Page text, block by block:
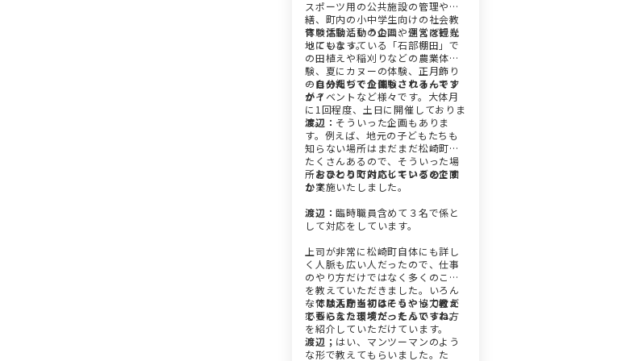
スポーツ用の公共施設の管理や修
繕、町内の小中学生向けの社会教
育の体験活動の企画や運営を行な
っています。
体験活動というのは、例えば観光
地にもなっている「石部棚田」で
の田植えや稲刈りなどの農業体
験、夏にカヌーの体験、正月飾り
のしめ縄づくり体験、ウォーキン
グイベントなど様々です。大体月
に1回程度、土日に開催しておりま
す。
―自分たちで企画もされるんです
か？
渡辺： そういった企画もありま
す。例えば、地元の子どもたちも
知らない場所はまだまだ松崎町に
たくさんあるので、そういった場
所をまわる町内ハイキングを企画
し実施いたしました。
―おひとりで対応しているのです
か？
渡辺：臨時職員含めて３名で係と
して対応をしています。
上司が非常に松崎町自体にも詳し
く人脈も広い人だったので、仕事
のやり方だけではなく多くのこと
を教えていただきました。いろん
な体験活動をするにも、協力者が
必要になりますが、そういった方
を紹介していただけています。
―では入庁当初はそうやって教え
てもらえた環境だったんですね。
渡辺； はい、マンツーマンのよう
な形で教えてもらいました。た